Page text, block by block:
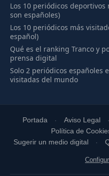
Los 10 periódicos
son españoles)
Los 10 periódicos más
español)
Qué es el ranking Tranco y
prensa digital
Solo 2 periódicos españoles
visitadas del mundo
Portada Aviso Legal
Política de
Sugerir un medio digital